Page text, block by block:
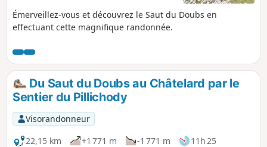
Émerveillez-vous et découvrez le Saut du Doubs en
effectuant cette magnifique randonnée.
Du Saut du Doubs au Châtelard par le
Sentier du Pillichody
Visorandonneur
22,15 km
+1 771 m -1 771 m
11h 25